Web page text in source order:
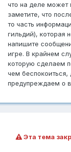
что на деле может
заметите, что
то часть
гильдий), которая
напишите
игре. В крайнем
которую сделаем
чем
предупреждаем о
Эта тема